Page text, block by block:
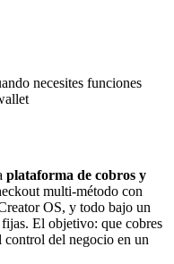
necesites funciones
plataforma de cobros y
multi-método con
OS, y todo bajo un
El objetivo: que cobres
control del negocio en un